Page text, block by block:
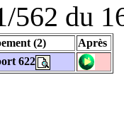
562 du
(2)
Après
622